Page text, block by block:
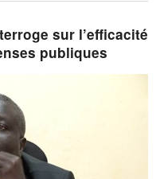
sur l’efficacité
publiques